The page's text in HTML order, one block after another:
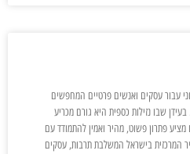
עבור עסקים ואנשים פרטיים המחפשים
שבו נזילות כספית היא גורם מכריע
פתרון פשוט, מהיר ואמין להתמודד עם
המרכזית בישראל המשלבת תרבות, עסקים